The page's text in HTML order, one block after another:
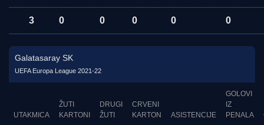
3 0 0 0 0 0
Galatasaray SK
UEFA Europa League 2021-22
UTAKMICA
ŽUTI
KARTONI
DRUGI
ŽUTI
CRVENI
KARTON
ASISTENCIJE
GOLOVI
IZ
PENALA